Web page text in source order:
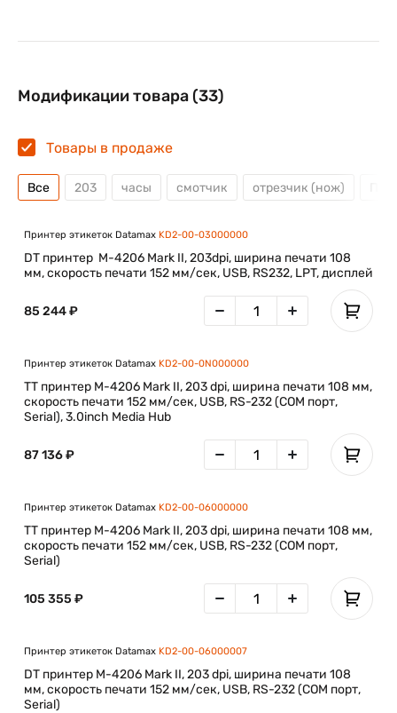
Модификации товара (33)
Товары в продаже
Все 203 часы смотчик отрезчик (нож)
Принтер этикеток Datamax KD2-00-03000000
DT принтер M-4206 Mark II, 203dpi, ширина печати 108
мм, скорость печати 152 мм/сек, USB, RS232, LPT, дисплей
85 244 ₽
Принтер этикеток Datamax KD2-00-0N000000
TT принтер M-4206 Mark II, 203 dpi, ширина печати 108 мм,
скорость печати 152 мм/сек, USB, RS-232 (COM порт,
Serial), 3.0inch Media Hub
87 136 ₽
Принтер этикеток Datamax KD2-00-06000000
TT принтер M-4206 Mark II, 203 dpi, ширина печати 108 мм,
скорость печати 152 мм/сек, USB, RS-232 (COM порт,
Serial)
105 355 ₽
Принтер этикеток Datamax KD2-00-06000007
DT принтер M-4206 Mark II, 203 dpi, ширина печати 108
мм, скорость печати 152 мм/сек, USB, RS-232 (COM порт,
Serial)